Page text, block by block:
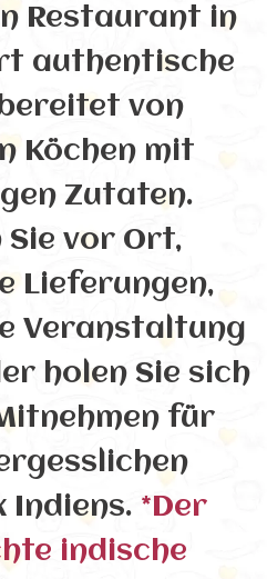
Restaurant in
authentische
von
Köchen mit
Zutaten.
Sie vor Ort,
Lieferungen,
Veranstaltung
holen Sie sich
für
Indiens. *Der
indische